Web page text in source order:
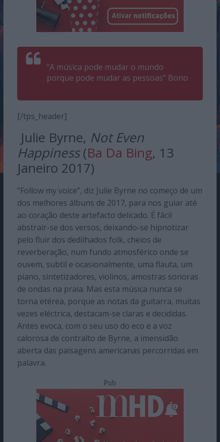
“A música pode mudar o mundo
porque pode mudar as pessoas” Bono
[/tps_header]
Julie Byrne, Not Even
Happiness(Ba Da Bing, 13
Janeiro 2017)
“Follow my voice”, diz Julie Byrne no começo de um
dos melhores álbuns de 2017, para nos guiar até
ao coração deste artefacto delicado. É fácil
abstrair-se dos versos, deixando-se hipnotizar
pelo fluir dos dedilhados folk, cheios de
reverberação, num fundo atmosférico onde se
ouvem, subtil e ocasionalmente, uma flauta, um
piano, sintetizadores, violinos, amostras sonoras
de ondas na praia. Mas esta música nunca se
torna etérea, porque as notas da guitarra, muitas
vezes eléctrica, destacam-se claras e decididas.
Antes evoca, com o seu uso do eco e a voz
calorosa de contralto de Byrne, a imensidão
aberta das paisagens americanas percorridas em
palavra.
Pub